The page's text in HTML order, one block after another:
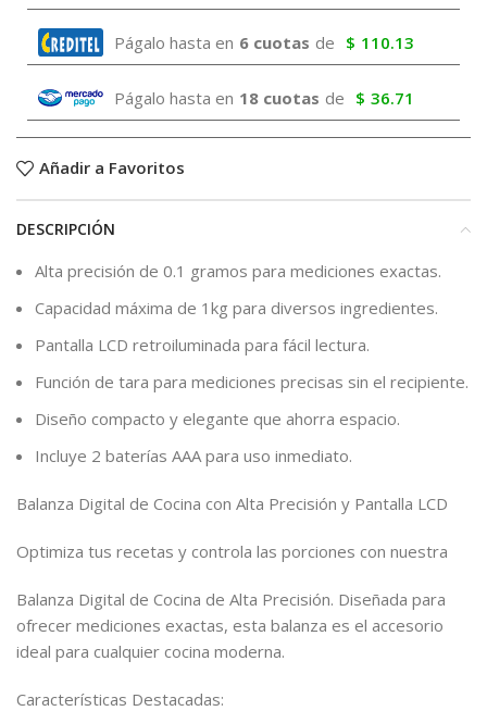
Págalo hasta en 6 cuotas de $ 110.13
Págalo hasta en 18 cuotas de $ 36.71
Añadir a Favoritos
DESCRIPCIÓN
Alta precisión de 0.1 gramos para mediciones exactas.
Capacidad máxima de 1kg para diversos ingredientes.
Pantalla LCD retroiluminada para fácil lectura.
Función de tara para mediciones precisas sin el recipiente.
Diseño compacto y elegante que ahorra espacio.
Incluye 2 baterías AAA para uso inmediato.
Balanza Digital de Cocina con Alta Precisión у Pantalla LCD
Optimiza tus recetas y controla las porciones con nuestra
Balanza Digital de Cocina de Alta Precisión. Diseñada para
ofrecer mediciones exactas, esta balanza es el accesorio
ideal para cualquier cocina moderna.
Características Destacadas: